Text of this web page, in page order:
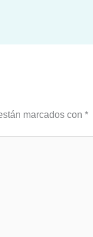
marcados con *